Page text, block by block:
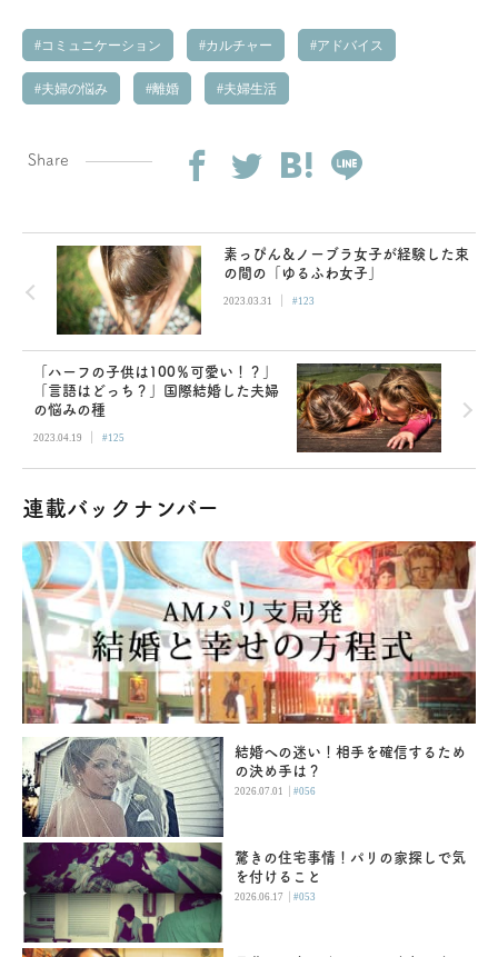
コミュニケーション カルチャー アドバイス
夫婦の悩み 離婚 夫婦生活
Share
素っぴん＆ノーブラ女子が経験した束
の間の「ゆるふわ女子」
2023.03.31 | #123
「ハーフの子供は100％可愛い！？」
「言語はどっち？」国際結婚した夫婦
の悩みの種
2023.04.19 | #125
連載バックナンバー
結婚への迷い！相手を確信するため
の決め手は？
2026.07.01 |#056
驚きの住宅事情！パリの家探しで気
を付けること
2026.06.17 |#053